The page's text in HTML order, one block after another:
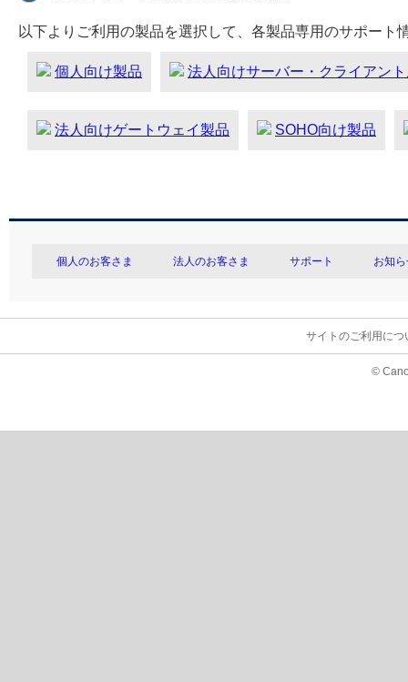
以下よりご利用の製品を選択して、各製品専用のサポート
個人向け製品 法人向けサーバー・クライアン
法人向けゲートウェイ製品 SOHO向け製品
個人のお客さま 法人のお客さま サポート お知
サイトのご利用につ
©